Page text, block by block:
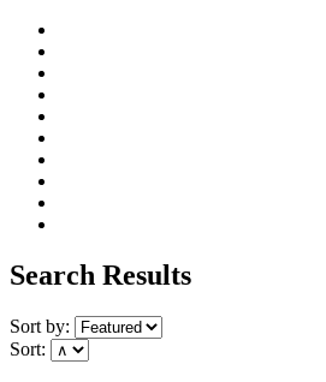
Search Results
Sort by:
Sort: